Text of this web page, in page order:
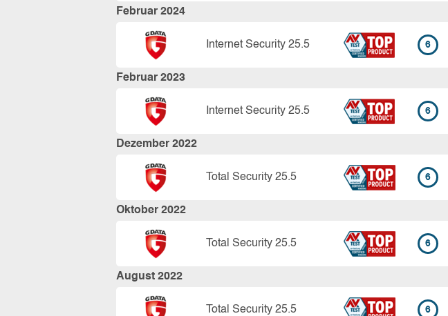
Februar 2024
Internet Security 25.5 6
Februar 2023
Internet Security 25.5 6
Dezember 2022
Total Security 25.5 6
Oktober 2022
Total Security 25.5 6
August 2022
Total Security 25.5 6